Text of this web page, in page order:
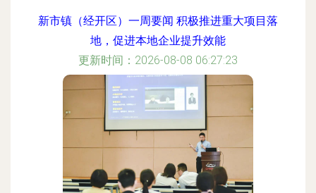
新市镇（经开区）一周要闻 积极推进重大项目落
地，促进本地企业提升效能
更新时间：2026-08-08 06:27:23